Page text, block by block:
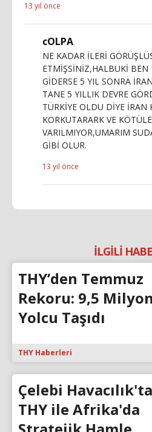
13 yıl önce
cOLPA
NE KADAR İLERİ
ETMİŞSİNİZ,HALBUKİ
GİDERSE 5 YIL SONRA
TANE 5 YILLIK DEVRE
TÜRKİYE OLDU DİYE İRAN
KORKUTARARK VE
VARILMIYOR,UMARIM
GİBİ OLUR.
13 yıl önce
İLGİLİ
THY’den Temmuz
Rekoru: 9,5 Milyon
Yolcu Taşıdı
THY Haberleri
Çelebi
THY ile Afrika'da